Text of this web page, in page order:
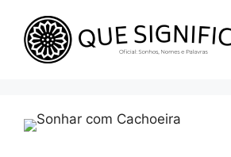
para
conteúdo